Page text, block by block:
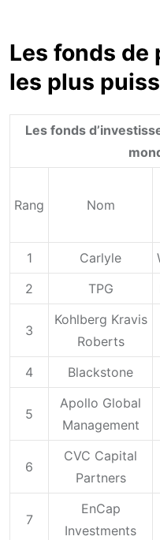
Les fonds
les plus
Les fonds
Rang Nom
1
Carlyle
2
TPG
3
Kohlberg Kravis
Roberts
4 Blackstone
5
Apollo Global
Management
6
CVC Capital
Partners
7
EnCap
Investments